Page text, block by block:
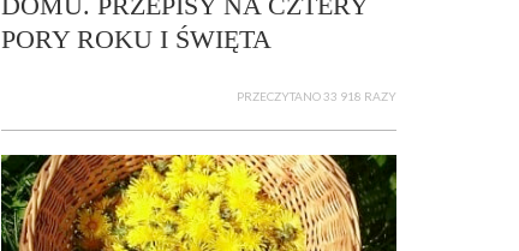
PORY ROKU I ŚWIĘTA
PRZECZYTANO 33 918 RAZY